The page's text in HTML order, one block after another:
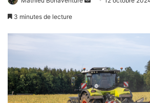
3 minutes de lecture